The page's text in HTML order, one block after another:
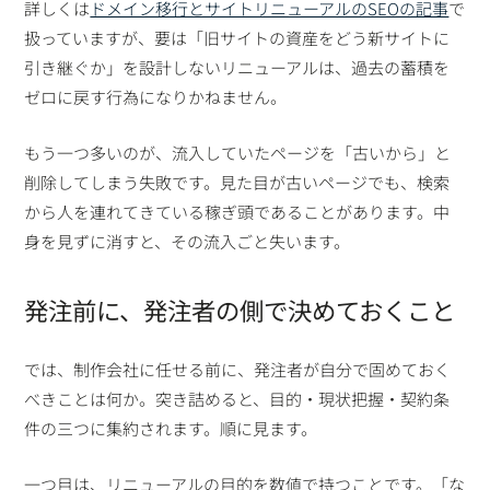
詳しくは ドメイン移行とサイトリニューアルのSEOの記事で
扱っていますが、要は「旧サイトの資産をどう新サイトに
引き継ぐか」を設計しないリニューアルは、過去の蓄積を
ゼロに戻す行為になりかねません。
もう一つ多いのが、流入していたページを「古いから」と
削除してしまう失敗です。見た目が古いページでも、検索
から人を連れてきている稼ぎ頭であることがあります。中
身を見ずに消すと、その流入ごと失います。
発注前に、発注者の側で決めておくこと
では、制作会社に任せる前に、発注者が自分で固めておく
べきことは何か。突き詰めると、目的・現状把握・契約条
件の三つに集約されます。順に見ます。
一つ目は、リニューアルの目的を数値で持つことです。「な